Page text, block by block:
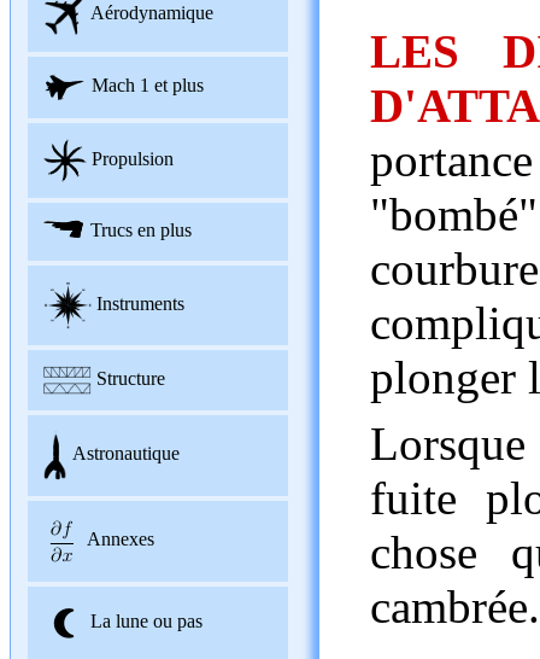
Aérodynamique
Mach 1 et plus
Propulsion
Trucs en plus
Instruments
Structure
Astronautique
Annexes
La lune ou pas
LES
plonger
fuite
chose
cambrée.